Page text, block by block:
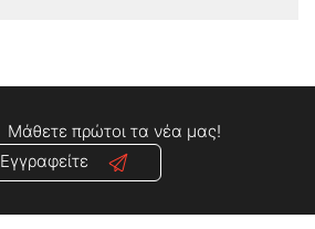
Μάθετε πρώτοι τα νέα μας!
Εγγραφείτε